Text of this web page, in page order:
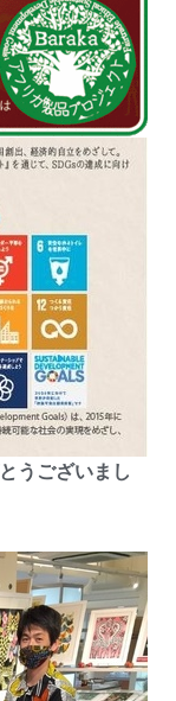
うございまし